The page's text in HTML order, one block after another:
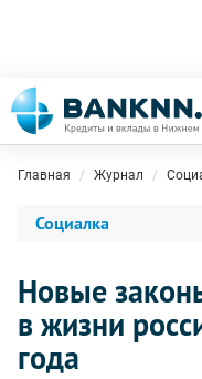
Главная Журнал
Социалка
Новые
в жизни
года